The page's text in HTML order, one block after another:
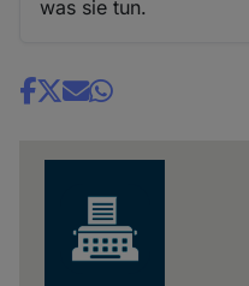
was sie tun.
Share